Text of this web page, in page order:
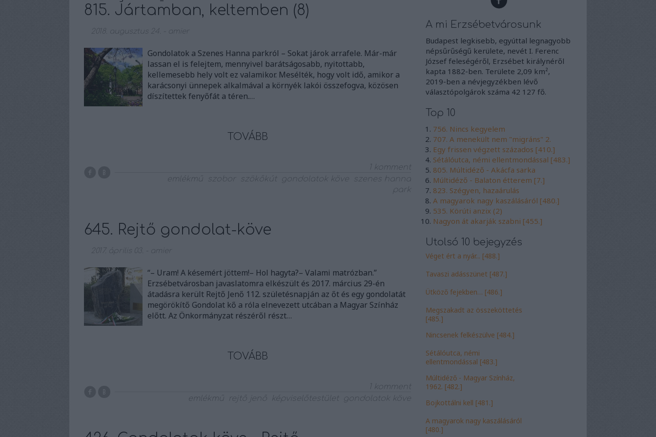
815. Jártamban, keltemben (8)
2018. augusztus 24. amier
Gondolatok a Szenes Hanna parkról – Sokat járok arrafele. Már-már
lassan el is felejtem, mennyivel barátságosabb, nyitottabb,
kellemesebb hely volt ez valamikor. Mesélték, hogy volt idő, amikor a
karácsonyi ünnepek alkalmával a környék lakói összefogva, közösen
díszítettek fenyőfát a téren.…
TOVÁBB
komment
emlékmű
szobor szökőkút gondolatok köve
szenes hanna
park
645. Rejtő gondolat-köve
2017. április 03. amier
“– Uram! A késemért jöttem!– Hol hagyta?– Valami matrózban.”
Erzsébetvárosban javaslatomra elkészült és 2017. március 29-én
átadásra került Rejtő Jenő 112. születésnapján az őt és egy gondolatát
megörökítő Gondolat kő a róla elnevezett utcában a Magyar Színház
előtt. Az Önkormányzat részéről részt…
TOVÁBB
komment
emlékmű
rejtő jenő képviselőtestület gondolatok köve
A mi Erzsébetvárosunk
Budapest legkisebb, egyúttal legnagyobb
népsűrűségű kerülete, nevét I. Ferenc
József feleségéről, Erzsébet királynéről
kapta 1882-ben. Területe 2,09 km²,
2019-ben a névjegyzékben lévő
választópolgárok száma 42 127 fő.
Top 10
756. Nincs kegyelem
707. A menekült nem "migráns" 2.
Egy frissen végzett százados [410.]
Sétálóutca, némi ellentmondással [483.]
805. Múltidéző - Akácfa sarka
Múltidéző - Balaton étterem [7.]
823. Szégyen, hazaárulás
A magyarok nagy kaszálásáról [480.]
535. Körúti anzix (2)
Nagyon át akarják szabni [455.]
Utolsó 10 bejegyzés
Véget ért a nyár... [488.]
Tavaszi adásszünet [487.]
Ütköző fejekben… [486.]
Megszakadt az összeköttetés
[485.]
Nincsenek felkészülve [484.]
Sétálóutca, némi
ellentmondással [483.]
Múltidéző - Magyar Színház,
1962. [482.]
Bojkottálni kell [481.]
A magyarok nagy kaszálásáról
[480.]